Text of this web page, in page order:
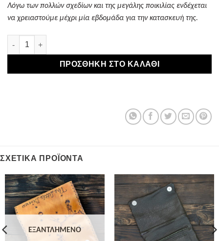
Λόγω των πολλών σχεδίων και της μεγάλης ποικιλίας ενδέχεται
να χρειαστούμε μέχρι μία εβδομάδα για την κατασκευή της.
Καπνοθήκη Χειροποίητη Δερμάτινη Καφέ ποσότητα
ΠΡΟΣΘΉΚΗ ΣΤΟ ΚΑΛΆΘΙ
ΣΧΕΤΙΚΆ ΠΡΟΪΌΝΤΑ
ΕΞΑΝΤΛΗΜΈΝΟ